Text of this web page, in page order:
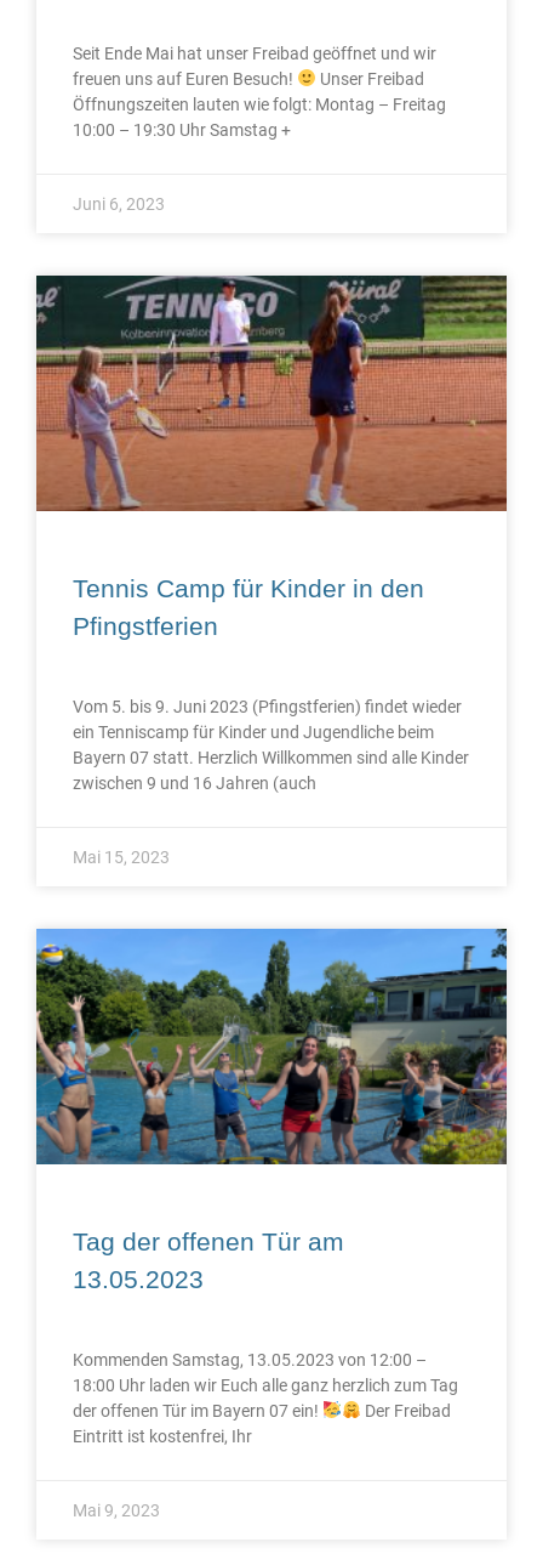
Seit Ende Mai hat unser Freibad geöffnet und wir
freuen uns auf Euren Besuch!
Unser Freibad
Öffnungszeiten lauten wie folgt: Montag – Freitag
10:00 – 19:30 Uhr Samstag +
Juni 6, 2023
Tennis Camp für Kinder in den
Pfingstferien
Vom 5. bis 9. Juni 2023 (Pfingstferien) findet wieder
ein Tenniscamp für Kinder und Jugendliche beim
Bayern 07 statt. Herzlich Willkommen sind alle Kinder
zwischen 9 und 16 Jahren (auch
Mai 15, 2023
Tag der offenen Tür am
13.05.2023
Kommenden Samstag, 13.05.2023 von 12:00 –
18:00 Uhr laden wir Euch alle ganz herzlich zum Tag
der offenen Tür im Bayern 07 ein!
Der Freibad
Eintritt ist kostenfrei, Ihr
Mai 9, 2023